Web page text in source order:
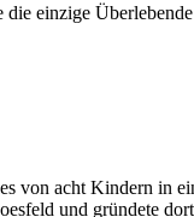
einzige
von acht Kindern in
und gründete